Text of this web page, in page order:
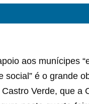
aos munícipes
social” é o grande
Verde, que a